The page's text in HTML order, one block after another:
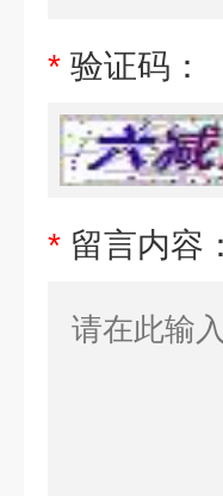
* 验证码：
* 留言内容：